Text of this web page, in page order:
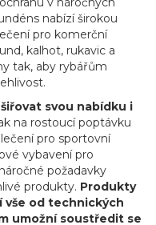
nabízí širokou
pro komerční
kalhot, rukavic a
tak, aby rybářům
svou nabídku i
na rostoucí poptávku
pro sportovní
vybavení pro
požadavky
produkty. Produkty
vše od technických
umožní soustředit se